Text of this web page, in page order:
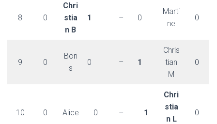
8 0
Chri
stia
n B
1 – 0
Marti
ne
0
9 0
Bori
s
0 – 1
Chris
tian
M
0
10 0 Alice 0 – 1
Chri
stia
n L
0